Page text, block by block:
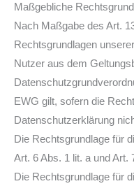
Maßgebliche
Nach Maßgabe des Art.
Rechtsgrundlagen
Nutzer aus dem
EWG gilt, sofern die
Datenschutzerklärung
Die Rechtsgrundlage für
Art. 6 Abs. 1 lit. a und Art.
Die Rechtsgrundlage für